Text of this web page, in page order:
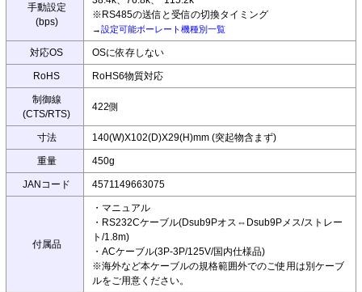
手動設定
(bps)
※RS485の送信と受信の切換タイミング
→設定可能ボーレート機種別一覧
対応OS OSに依存しない
RoHS RoHS6物質対応
制御線
(CTS/RTS)
422側
寸法 140(W)X102(D)X29(H)mm (突起物含まず)
重量 450g
JANコード 4571149663075
付属品
・マニュアル
・RS232Cケーブル(Dsub9Pオス⇔Dsub9Pメス/ストレー
ト/1.8m)
・ACケーブル(3P-3P/125V/国内仕様品)
※海外など本ケーブルの規格範囲外でのご使用は別ケーブ
ルをご用意ください。